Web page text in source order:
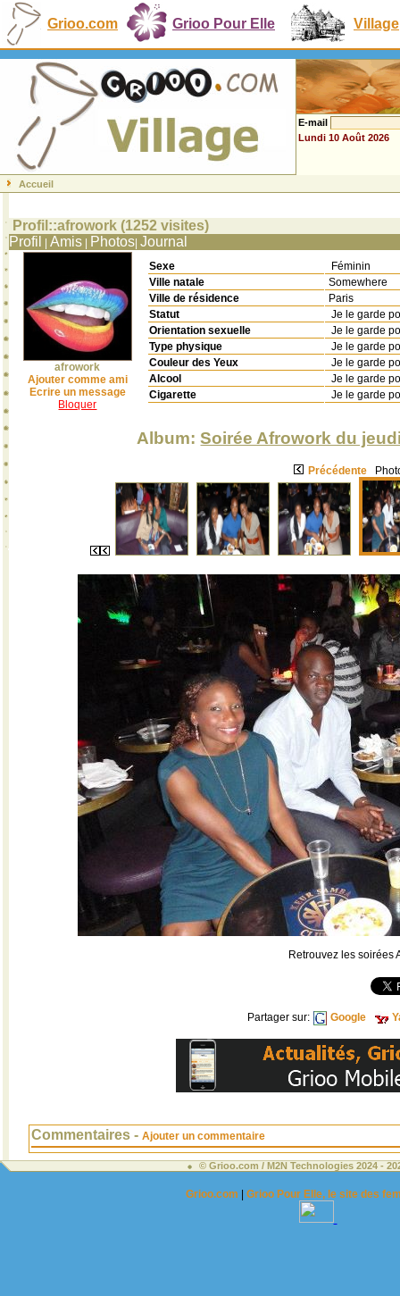
Grioo.com Grioo Pour Elle Village
E-mail
Lundi 10 Août 2026
Accueil
Profil::afrowork (1252 visites)
Profil
Amis Photos Journal
afrowork
Ajouter comme ami
Ecrire un message
Bloquer
Sexe
Féminin
Ville natale
Somewhere
Ville de résidence
Paris
Statut
Je le garde
Orientation sexuelle
Je le garde
Type physique
Je le garde
Couleur des Yeux
Je le garde
Alcool
Je le garde
Cigarette
Je le garde
Album:Soirée Afrowork du
Précédente
Retrouvez les soirées
Partager sur: Google
Commentaires - Ajouter un commentaire
© Grioo.com / M2N Technologies 2024 -
Grioo.com |Grioo Pour Elle, le site des